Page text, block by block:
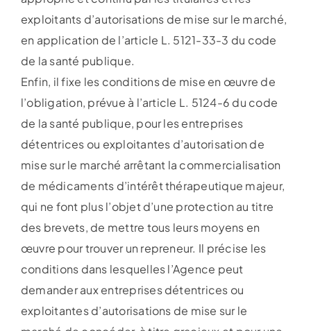
exploitants d’autorisations de mise sur le marché,
en application de l’article L. 5121-33-3 du code
de la santé publique.
Enfin, il fixe les conditions de mise en œuvre de
l’obligation, prévue à l’article L. 5124-6 du code
de la santé publique, pour les entreprises
détentrices ou exploitantes d’autorisation de
mise sur le marché arrêtant la commercialisation
de médicaments d’intérêt thérapeutique majeur,
qui ne font plus l’objet d’une protection au titre
des brevets, de mettre tous leurs moyens en
œuvre pour trouver un repreneur. Il précise les
conditions dans lesquelles l’Agence peut
demander aux entreprises détentrices ou
exploitantes d’autorisations de mise sur le